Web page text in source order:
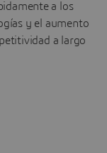
a los
y el aumento
a largo